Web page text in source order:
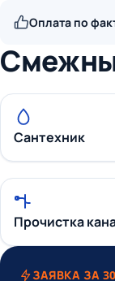
Оплата по
Сантехник
Прочистка
ЗАЯВКА ЗА